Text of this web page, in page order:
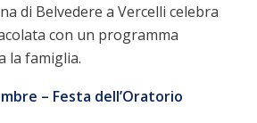
di Belvedere a Vercelli celebra
con un programma
la famiglia.
– Festa dell’Oratorio